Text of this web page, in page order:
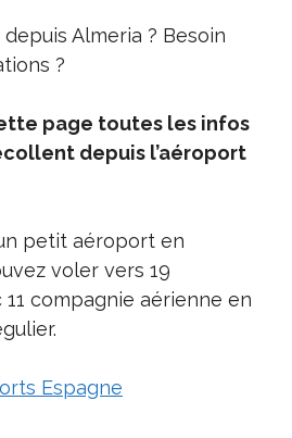
Almeria ? Besoin
?
page toutes les infos
depuis l’aéroport
petit aéroport en
voler vers 19
compagnie aérienne en
Espagne